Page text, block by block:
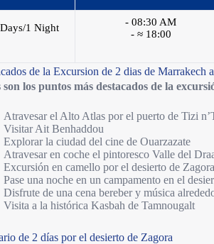
1 Night
- 08:30 AM
- ≈ 18:00
de la Excursion de 2 dias de Marrakech
son los puntos más destacados de la
Atravesar el Alto Atlas por el puerto de Tizi
Visitar Ait Benhaddou
Explorar la ciudad del cine de Ouarzazate
Atravesar en coche el pintoresco Valle del
Excursión en camello por el desierto de
Pase una noche en un campamento en el
Disfrute de una cena bereber y música
Visita a la histórica Kasbah de Tamnougalt
de 2 días por el desierto de Zagora